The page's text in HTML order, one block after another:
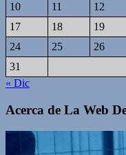
10
11 12
17
18 19
24
25 26
31
« Dic
Acerca de La Web